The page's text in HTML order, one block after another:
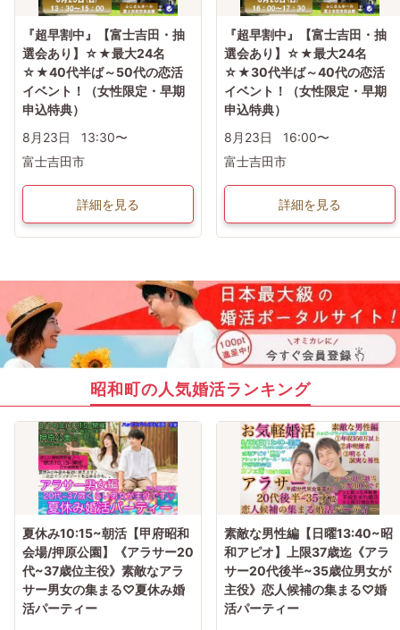
ンセル期間でもキャンセル料1500円
『超早割中』【富士吉田・抽
選会あり】☆★最大24名
☆★40代半ば～50代の恋活
イベント！（女性限定・早期
申込特典）
8月23日
13:30〜
富士吉田市
詳細を見る
『超早割中』【富士吉田・抽
選会あり】☆★最大24名
☆★30代半ば～40代の恋活
イベント！（女性限定・早期
申込特典）
8月23日
16:00〜
富士吉田市
詳細を見る
昭和町の人気婚活ランキング
夏休み10:15~朝活【甲府昭和
会場/押原公園】《アラサー20
代~37歳位主役》素敵なアラ
サー男女の集まる♡夏休み婚
活パーティー
素敵な男性編【日曜13:40~昭
和アピオ】上限37歳迄《アラ
サー20代後半~35歳位男女が
主役》恋人候補の集まる♡婚
活パーティー